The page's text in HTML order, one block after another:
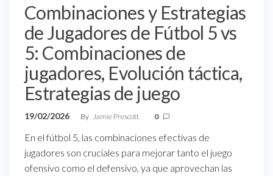
Combinaciones y Estrategias
de Jugadores de Fútbol 5 vs
5: Combinaciones de
jugadores, Evolución táctica,
Estrategias de juego
19/02/2026 By Jamie Prescott 0
En el fútbol 5, las combinaciones efectivas de
jugadores son cruciales para mejorar tanto el juego
ofensivo como el defensivo, ya que aprovechan las